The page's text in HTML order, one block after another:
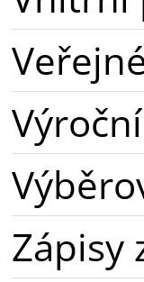
Zápisy